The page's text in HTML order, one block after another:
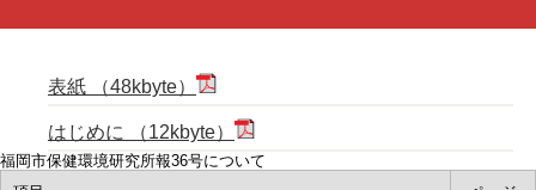
表紙 （48kbyte）
はじめに （12kbyte）
福岡市保健環境研究所報36号について